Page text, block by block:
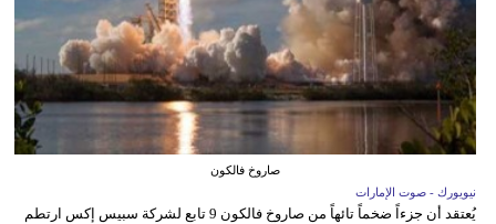
صاروخ فالكون
نيويورك - صوت الإمارات
يُعتقد أن جزءاً ضخماً تائهاً من صاروخ فالكون 9 تابع لشركة سبيس إكس ارتطم